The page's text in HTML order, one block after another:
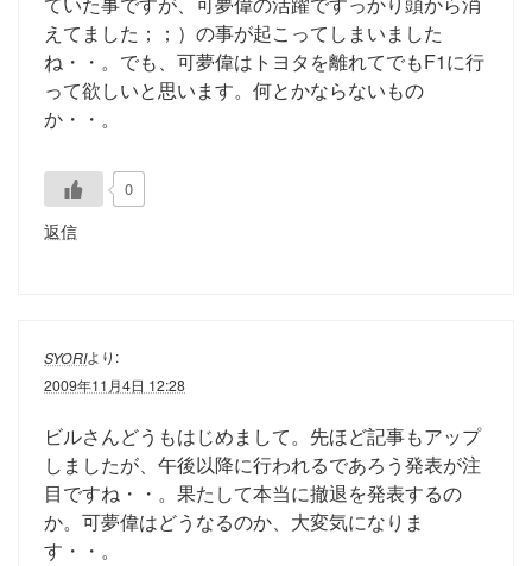
えてました；；）の事が起こってしまいました
ね・・。でも、可夢偉はトヨタを離れてでもF1に行
って欲しいと思います。何とかならないもの
か・・。
0
返信
SYORIより:
2009年11月4日 12:28
ビルさんどうもはじめまして。先ほど記事もアップ
しましたが、午後以降に行われるであろう発表が注
目ですね・・。果たして本当に撤退を発表するの
か。可夢偉はどうなるのか、大変気になりま
す・・。